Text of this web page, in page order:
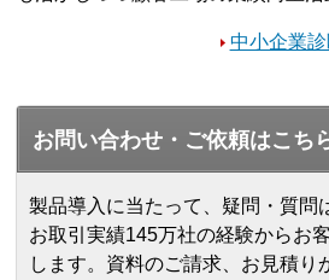
中小企業
お問い合わせ・ご依頼はこち
製品導入に当たって、疑問・質問
お取引実績145万社の経験からお
します。 資料のご請求、お見積り